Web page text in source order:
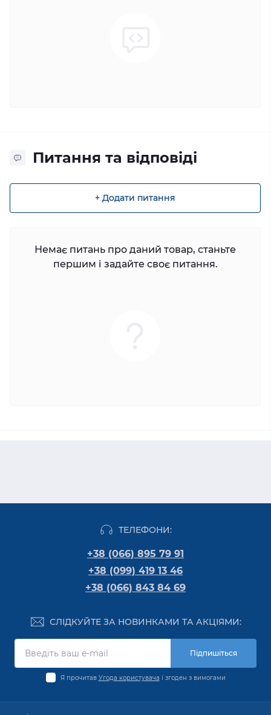
Питання та відповіді
+ Додати питання
Немає питань про даний товар, станьте
першим і задайте своє питання.
ТЕЛЕФОНИ:
+38 (066) 895 79 91
+38 (099) 419 13 46
+38 (066) 843 84 69
СЛІДКУЙТЕ ЗА НОВИНКАМИ ТА АКЦІЯМИ:
Підпишіться
Я прочитав Угода користувача і згоден з вимогами